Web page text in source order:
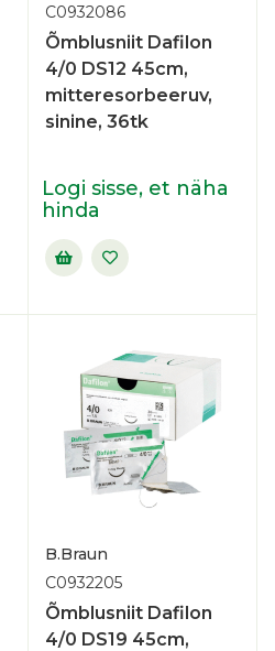
C0932086
Õmblusniit Dafilon
4/0 DS12 45cm,
mitteresorbeeruv,
sinine, 36tk
Logi sisse, et näha
hinda
B.Braun
C0932205
Õmblusniit Dafilon
4/0 DS19 45cm,